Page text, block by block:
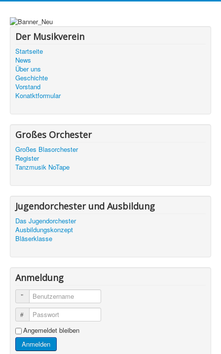
Der Musikverein
Startseite
News
Über uns
Geschichte
Vorstand
Konatktformular
Großes Orchester
Großes Blasorchester
Register
Tanzmusik NoTape
Jugendorchester und Ausbildung
Das Jugendorchester
Ausbildungskonzept
Bläserklasse
Anmeldung
Benutzername
Passwort
Angemeldet bleiben
Anmelden